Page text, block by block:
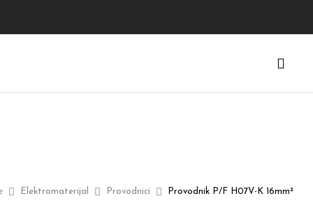
Elektromaterijal Provodnici Provodnik P/F H07V-K 16mm²